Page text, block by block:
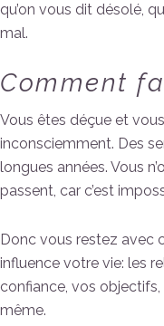
qu’on vous dit désolé,
mal.
Comment
Vous êtes déçue et
inconsciemment. Des
longues années. Vous
passent, car c’est
Donc vous restez avec
influence votre vie: les
confiance, vos
même.